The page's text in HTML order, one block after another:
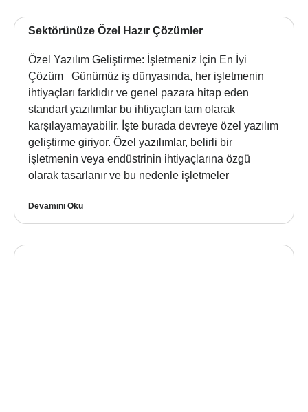
Sektörünüze Özel Hazır Çözümler
Özel Yazılım Geliştirme: İşletmeniz İçin En İyi
Çözüm Günümüz iş dünyasında, her işletmenin
ihtiyaçları farklıdır ve genel pazara hitap eden
standart yazılımlar bu ihtiyaçları tam olarak
karşılayamayabilir. İşte burada devreye özel yazılım
geliştirme giriyor. Özel yazılımlar, belirli bir
işletmenin veya endüstrinin ihtiyaçlarına özgü
olarak tasarlanır ve bu nedenle işletmeler
Devamını Oku